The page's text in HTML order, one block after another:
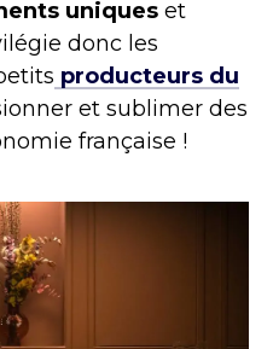
uniques et
donc les
producteurs du
et sublimer des
française !